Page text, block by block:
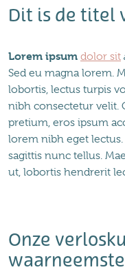
Dit is de titel
Lorem ipsum dolor sit
Sed eu magna lorem.
lobortis, lectus turpis
nibh consectetur velit.
pretium, eros ipsum
lorem nibh eget lectus.
sagittis nunc tellus.
ut, lobortis hendrerit
Onze